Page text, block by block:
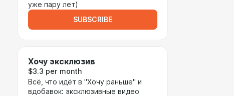
уже пару лет)
SUBSCRIBE
Хочу эксклюзив
$3.3 per month
Всё, что идёт в "Хочу раньше" и
вдобавок: эксклюзивные видео